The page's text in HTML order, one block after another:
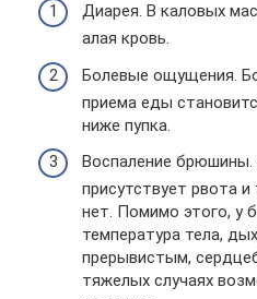
Диарея. В каловых
алая кровь.
Болевые ощущения.
приема еды
ниже пупка.
Воспаление
присутствует рвота
нет. Помимо этого, у
температура тела,
прерывистым,
тяжелых случаях